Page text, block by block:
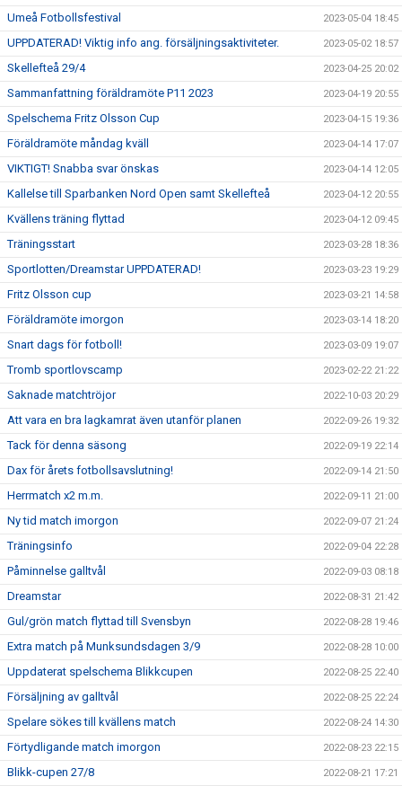
Umeå Fotbollsfestival 2023-05-04 18:45
UPPDATERAD! Viktig info ang. försäljningsaktiviteter. 2023-05-02 18:57
Skellefteå 29/4 2023-04-25 20:02
Sammanfattning föräldramöte P11 2023 2023-04-19 20:55
Spelschema Fritz Olsson Cup 2023-04-15 19:36
Föräldramöte måndag kväll 2023-04-14 17:07
VIKTIGT! Snabba svar önskas 2023-04-14 12:05
Kallelse till Sparbanken Nord Open samt Skellefteå 2023-04-12 20:55
Kvällens träning flyttad 2023-04-12 09:45
Träningsstart 2023-03-28 18:36
Sportlotten/Dreamstar UPPDATERAD! 2023-03-23 19:29
Fritz Olsson cup 2023-03-21 14:58
Föräldramöte imorgon 2023-03-14 18:20
Snart dags för fotboll! 2023-03-09 19:07
Tromb sportlovscamp 2023-02-22 21:22
Saknade matchtröjor 2022-10-03 20:29
Att vara en bra lagkamrat även utanför planen 2022-09-26 19:32
Tack för denna säsong 2022-09-19 22:14
Dax för årets fotbollsavslutning! 2022-09-14 21:50
Herrmatch x2 m.m. 2022-09-11 21:00
Ny tid match imorgon 2022-09-07 21:24
Träningsinfo 2022-09-04 22:28
Påminnelse galltvål 2022-09-03 08:18
Dreamstar 2022-08-31 21:42
Gul/grön match flyttad till Svensbyn 2022-08-28 19:46
Extra match på Munksundsdagen 3/9 2022-08-28 10:00
Uppdaterat spelschema Blikkcupen 2022-08-25 22:40
Försäljning av galltvål 2022-08-25 22:24
Spelare sökes till kvällens match 2022-08-24 14:30
Förtydligande match imorgon 2022-08-23 22:15
Blikk-cupen 27/8 2022-08-21 17:21